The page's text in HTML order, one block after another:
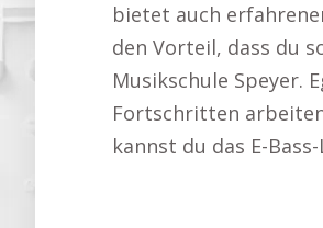
bietet auch
den Vorteil, dass du
Musikschule Speyer.
Fortschritten
kannst du das E-